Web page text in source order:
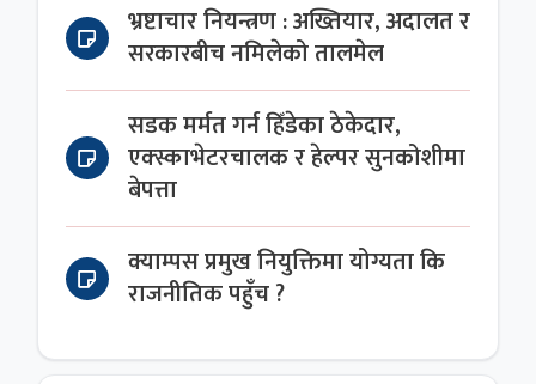
भ्रष्टाचार नियन्त्रण : अख्तियार, अदालत र
सरकारबीच नमिलेको तालमेल
सडक मर्मत गर्न हिँडेका ठेकेदार,
एक्स्काभेटरचालक र हेल्पर सुनकोशीमा
बेपत्ता
क्याम्पस प्रमुख नियुक्तिमा योग्यता कि
राजनीतिक पहुँच ?